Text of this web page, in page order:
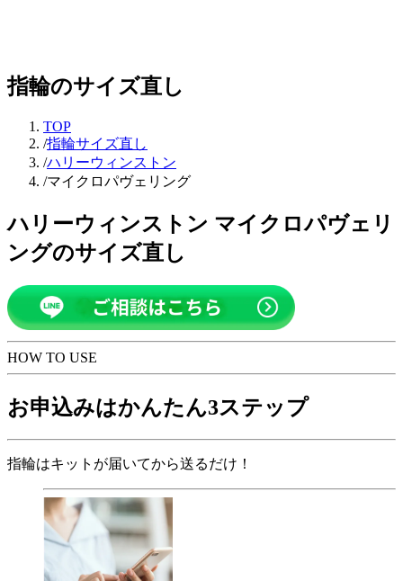
指輪のサイズ直し
TOP
/指輪サイズ直し
/ハリーウィンストン
/マイクロパヴェリング
ハリーウィンストン マイクロパヴェリ
ングのサイズ直し
HOW TO USE
お申込みはかんたん3ステップ
指輪はキットが届いてから送るだけ！